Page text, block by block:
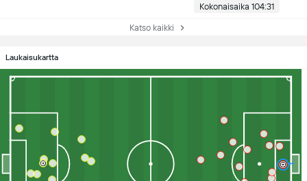
Kokonaisaika 104:31
Katso kaikki
Laukaisukartta